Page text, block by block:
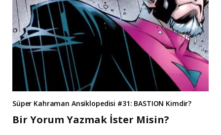
Süper Kahraman Ansiklopedisi #31: BASTION Kimdir?
Bir Yorum Yazmak İster Misin?